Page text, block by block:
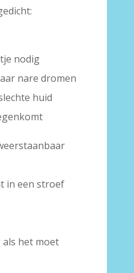
nodig
nare dromen
huid
in een stroef
als het moet